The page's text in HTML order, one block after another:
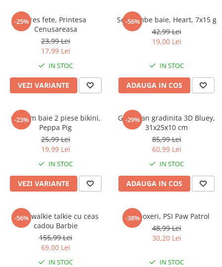
-25%Dres fete, Printesa
Cenusareasa
23,99 Lei
17,99 Lei
IN STOC
VEZI VARIANTE
-56%
Set bombe baie, Heart, 7x15 g
42,99 Lei
19,00 Lei
IN STOC
ADAUGA IN COS
-23%
Costum baie 2 piese bikini,
Peppa Pig
25,99 Lei
19,99 Lei
IN STOC
VEZI VARIANTE
-29%
Ghiozdan gradinita 3D Bluey,
31x25x10 cm
85,99 Lei
60,99 Lei
IN STOC
ADAUGA IN COS
-56%
Set 2 walkie talkie cu ceas
cadou Barbie
155,99 Lei
69,00 Lei
IN STOC
-38%
Slip boxeri, PSI Paw Patrol
48,99 Lei
30,20 Lei
IN STOC